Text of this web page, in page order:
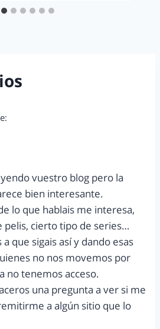
vuestro blog pero la
bien interesante.
lo que hablais me interesa,
pelis, cierto tipo de series…
que sigais así y dando esas
no nos movemos por
no tenemos acceso.
una pregunta a ver si me
a algún sitio que lo